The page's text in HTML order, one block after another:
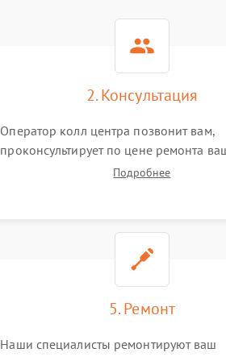
2. Консультация
Оператор колл центра позвонит вам,
проконсультирует по цене ремонта
видеокамеры а также ответит на все
Подробнее
5. Ремонт
Наши специалисты ремонтируют ваш